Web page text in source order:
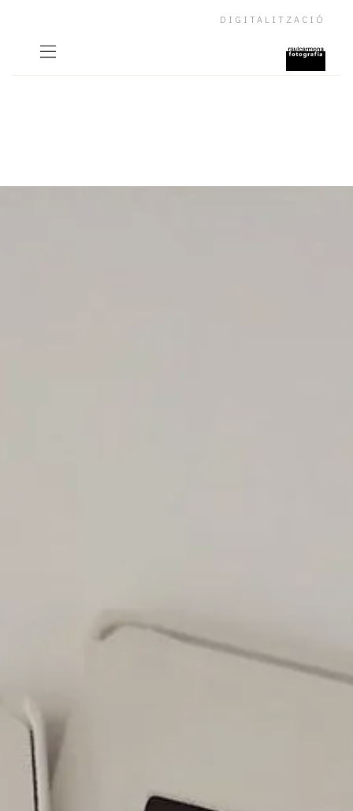
DIGITALITZACIÓ